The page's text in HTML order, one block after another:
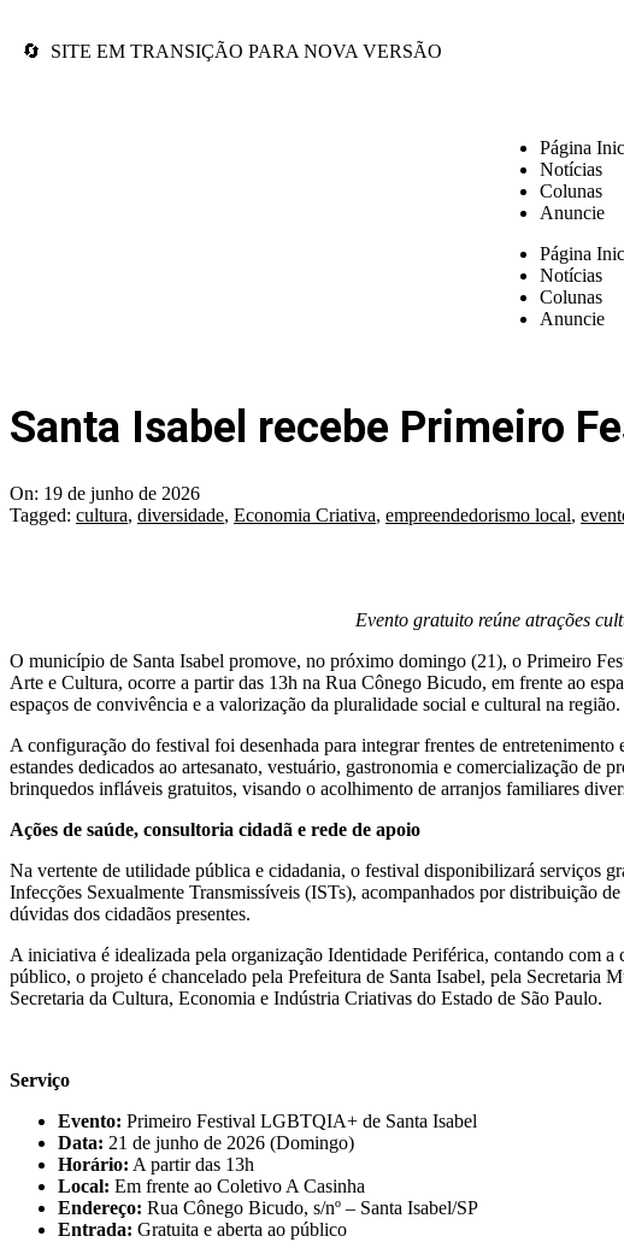
🔄 SITE EM TRANSIÇÃO PARA NOVA VERSÃO
Página
Notícias
Colunas
Anuncie
Página
Notícias
Colunas
Anuncie
Santa Isabel recebe Primeiro
On: 19 de junho de 2026
Tagged: cultura, diversidade, Economia Criativa, empreendedorismo local,
Evento gratuito reúne atrações
O município de Santa Isabel promove, no próximo domingo (21), o Primeiro
Arte e Cultura, ocorre a partir das 13h na Rua Cônego Bicudo, em frente ao
espaços de convivência e a valorização da pluralidade social e cultural na região.
A configuração do festival foi desenhada para integrar frentes de
estandes dedicados ao artesanato, vestuário, gastronomia e comercialização de
brinquedos infláveis gratuitos, visando o acolhimento de arranjos familiares
Ações de saúde, consultoria cidadã e rede de apoio
Na vertente de utilidade pública e cidadania, o festival disponibilizará serviços
Infecções Sexualmente Transmissíveis (ISTs), acompanhados por distribuição
dúvidas dos cidadãos presentes.
A iniciativa é idealizada pela organização Identidade Periférica, contando
público, o projeto é chancelado pela Prefeitura de Santa Isabel, pela
Secretaria da Cultura, Economia e Indústria Criativas do Estado de São Paulo.
Serviço
Evento: Primeiro Festival LGBTQIA+ de Santa Isabel
Data: 21 de junho de 2026 (Domingo)
Horário: A partir das 13h
Local: Em frente ao Coletivo A Casinha
Endereço: Rua Cônego Bicudo, s/nº – Santa Isabel/SP
Entrada: Gratuita e aberta ao público